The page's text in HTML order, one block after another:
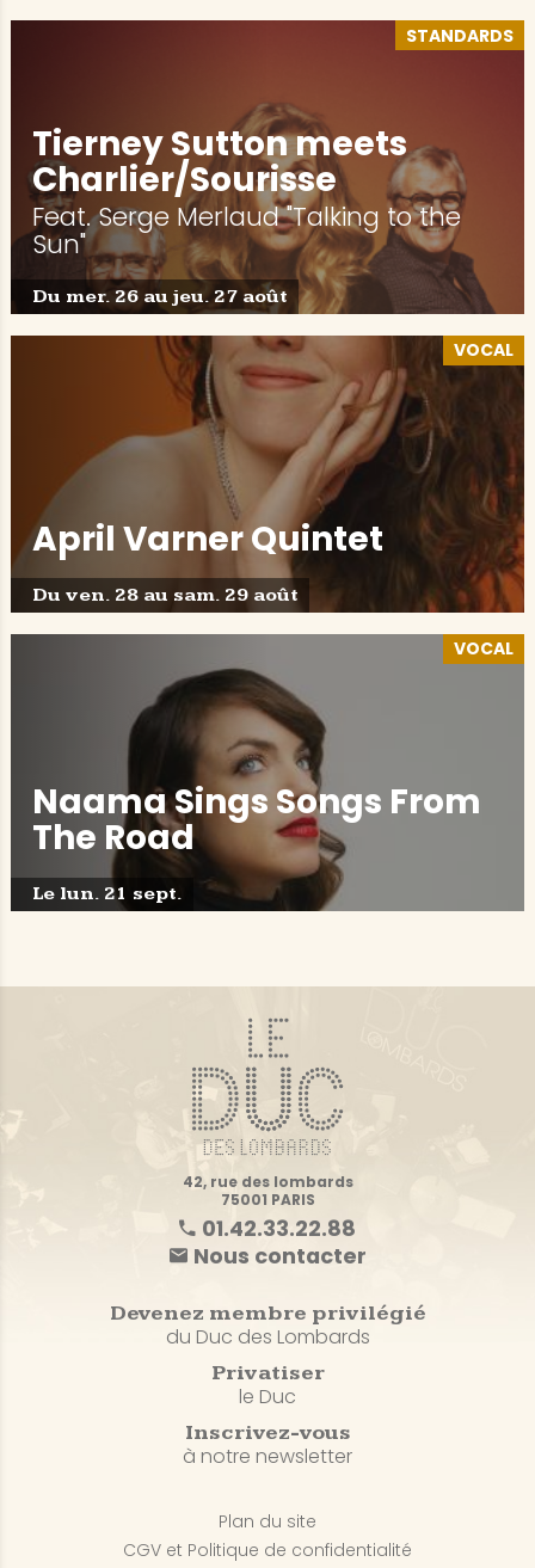
STANDARDS
Tierney Sutton meets
Charlier/Sourisse
Feat. Serge Merlaud "Talking to the
Sun"
Du mer. 26 au jeu. 27 août
VOCAL
April Varner Quintet
Du ven. 28 au sam. 29 août
VOCAL
Naama Sings Songs From
The Road
Le lun. 21 sept.
42, rue des lombards
75001 PARIS
01.42.33.22.88
Nous contacter
Devenez membre privilégié
du Duc des Lombards
Privatiser
le Duc
Inscrivez-vous
à notre newsletter
Plan du site
CGV et Politique de confidentialité